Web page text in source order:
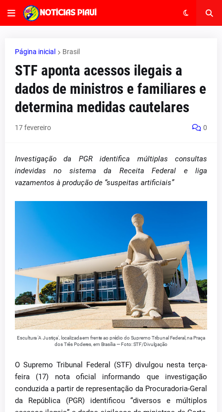
Página inicial Brasil
STF aponta acessos ilegais a
dados de ministros e familiares e
determina medidas cautelares
17 fevereiro 0
Investigação da PGR identifica múltiplas consultas
indevidas no sistema da Receita Federal e liga
vazamentos à produção de “suspeitas artificiais”
Escultura 'A Justiça', localizada em frente ao prédio do Supremo Tribunal Federal, na Praça
dos Três Poderes, em Brasília — Foto: STF/Divulgação
O Supremo Tribunal Federal (STF) divulgou nesta terça-
feira (17) nota oficial informando que investigação
conduzida a partir de representação da Procuradoria-Geral
da República (PGR) identificou “diversos e múltiplos